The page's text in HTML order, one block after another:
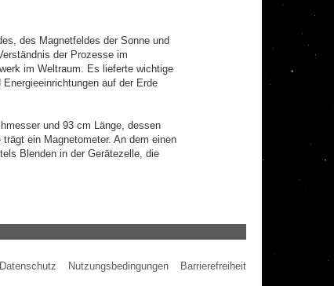
des Magnetfeldes der Sonne und
der Prozesse im
im Weltraum. Es lieferte wichtige
auf der Erde
und 93 cm Länge, dessen
ein Magnetometer. An dem einen
Blenden in der Gerätezelle, die
Datenschutz Nutzungsbedingungen Barrierefreiheit